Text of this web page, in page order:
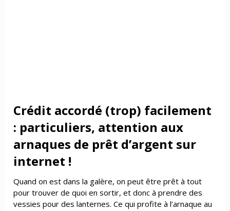
Crédit accordé (trop) facilement
: particuliers, attention aux
arnaques de prêt d’argent sur
internet !
Quand on est dans la galère, on peut être prêt à tout
pour trouver de quoi en sortir, et donc à prendre des
vessies pour des lanternes. Ce qui profite à l’arnaque au